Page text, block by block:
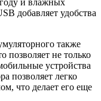
добавляет удобства
также
не только
устройства
позволяет легко
что делает его еще